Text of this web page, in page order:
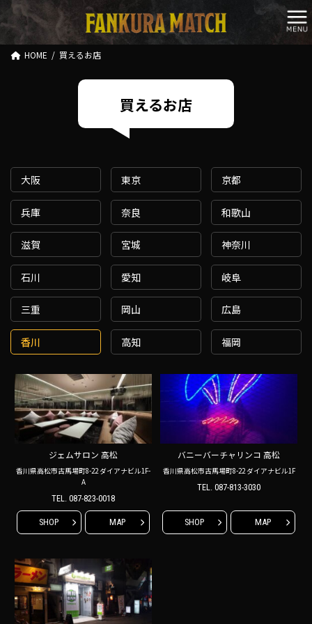
ン
ン
ビ
ー
HOME 買えるお店
買えるお店
大阪 東京 京都
兵庫 奈良 和歌山
滋賀 宮城 神奈川
石川 愛知 岐阜
三重 岡山 広島
香川 高知 福岡
ジェムサロン 高松
香川県高松市古馬場町8-22 ダイアナビル1F-
A
TEL. 087-823-0018
SHOP MAP
バニーバーチャリンコ 高松
香川県高松市古馬場町8-22 ダイアナビル1F
TEL. 087-813-3030
SHOP MAP